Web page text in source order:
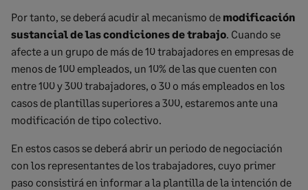
Por tanto, se deberá acudir al mecanismo de modificación
sustancial de las condiciones de trabajo. Cuando se
afecte a un grupo de más de 10 trabajadores en empresas de
menos de 100 empleados, un 10% de las que cuenten con
entre 100 y 300 trabajadores, o 30 o más empleados en los
casos de plantillas superiores a 300, estaremos ante una
modificación de tipo colectivo.
En estos casos se deberá abrir un periodo de negociación
con los representantes de los trabajadores, cuyo primer
paso consistirá en informar a la plantilla de la intención de